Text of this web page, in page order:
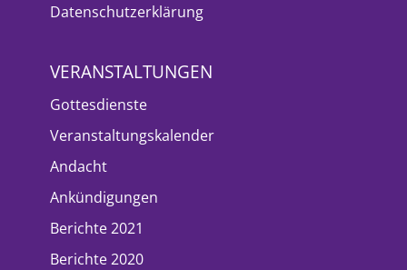
Datenschutzerklärung
VERANSTALTUNGEN
Gottesdienste
Veranstaltungskalender
Andacht
Ankündigungen
Berichte 2021
Berichte 2020